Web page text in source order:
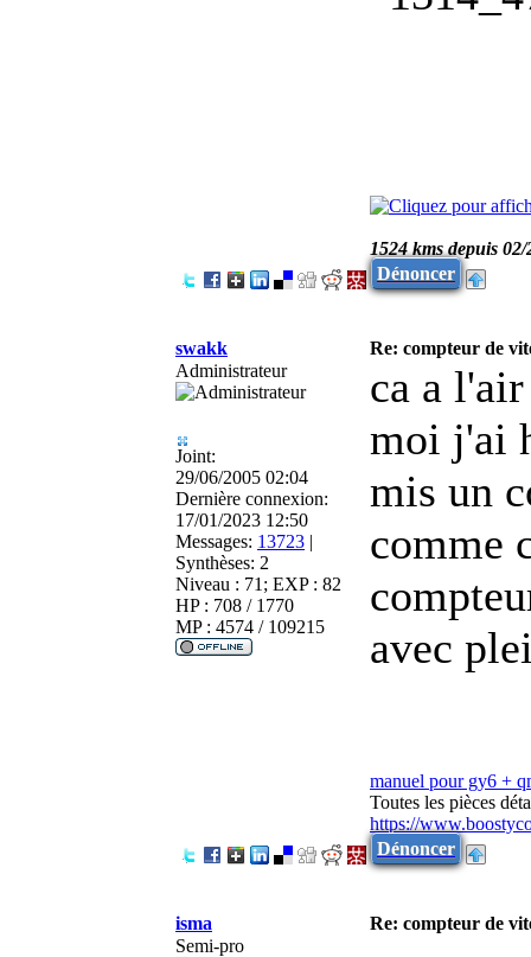
1524 kms depuis 02/
Dénoncer
swakk
Re: compteur de
Administrateur
Joint:
29/06/2005 02:04
Dernière connexion:
17/01/2023 12:50
Messages: 13723 |
Synthèses: 2
Niveau : 71; EXP : 82
HP : 708 / 1770
MP : 4574 / 109215
ca a
moi j'ai
mis un
comme
avec
manuel pour gy6 +
Toutes les pièces
https://
Dénoncer
isma
Re: compteur de
Semi-pro